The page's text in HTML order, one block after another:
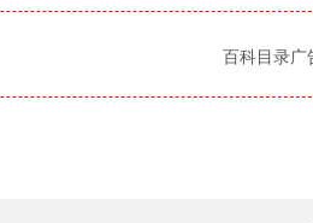
百科目录